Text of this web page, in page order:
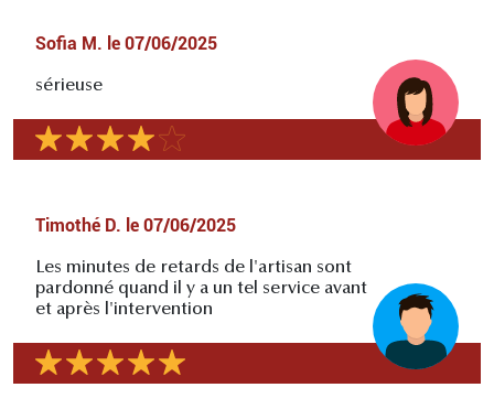
Sofia M. le 07/06/2025
sérieuse
Timothé D. le 07/06/2025
Les minutes de retards de l'artisan sont
pardonné quand il y a un tel service avant
et après l'intervention